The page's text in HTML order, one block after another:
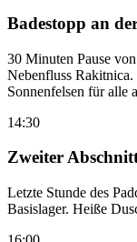
Badestopp an
30 Minuten Pause
Nebenfluss
Sonnenfelsen für alle
14:30
Zweiter
Letzte Stunde des
Basislager. Heiße